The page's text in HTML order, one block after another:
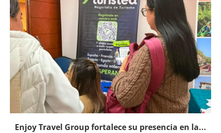
Enjoy Travel Group fortalece su presencia en la...